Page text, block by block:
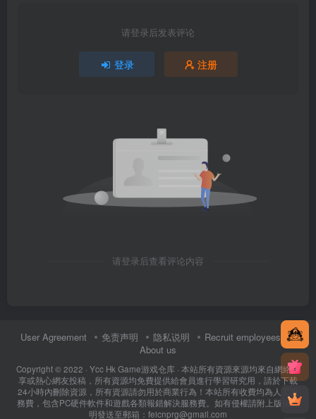
请登录后发表评论
登录 注册
请登录后查看评论内容
User Agreement 免责声明 隐私说明
Recruit employees
About us
Copyright © 2022 · Ycc Hk Game游戏仓库 · 本站所有資源來源均來自網絡分
享或熱心網友投稿，所有資源均免費提供給會員進行學習研究用，請於下載
24小時內刪除資源，所有資源請勿用於商業行為！本站所有收費均為人工服
務費，包含PC硬件軟件和遊戲各類報錯解決服務費。如有侵權請附上版權證
明發送至郵箱：feicnprg@gmail.com